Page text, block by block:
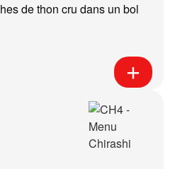
de thon cru dans un bol